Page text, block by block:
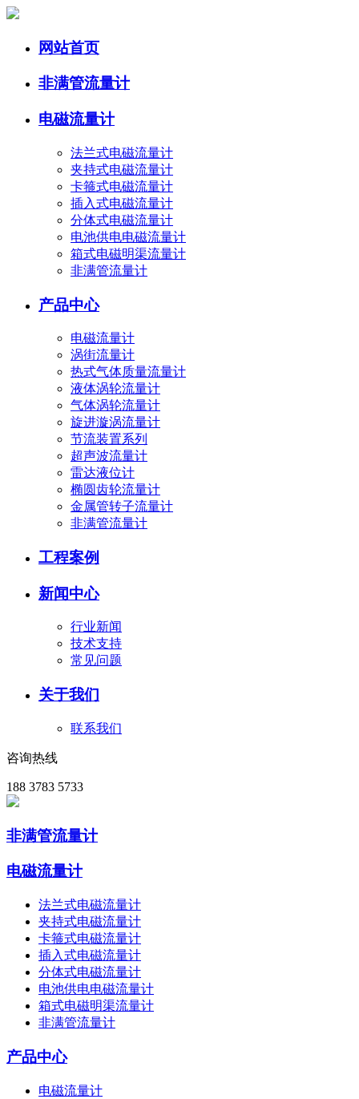
网站首页
非满管流量计
电磁流量计
法兰式电磁流量计
夹持式电磁流量计
卡箍式电磁流量计
插入式电磁流量计
分体式电磁流量计
电池供电电磁流量计
箱式电磁明渠流量计
非满管流量计
产品中心
电磁流量计
涡街流量计
热式气体质量流量计
液体涡轮流量计
气体涡轮流量计
旋进漩涡流量计
节流装置系列
超声波流量计
雷达液位计
椭圆齿轮流量计
金属管转子流量计
非满管流量计
工程案例
新闻中心
行业新闻
技术支持
常见问题
关于我们
联系我们
咨询热线
188 3783 5733
非满管流量计
电磁流量计
法兰式电磁流量计
夹持式电磁流量计
卡箍式电磁流量计
插入式电磁流量计
分体式电磁流量计
电池供电电磁流量计
箱式电磁明渠流量计
非满管流量计
产品中心
电磁流量计